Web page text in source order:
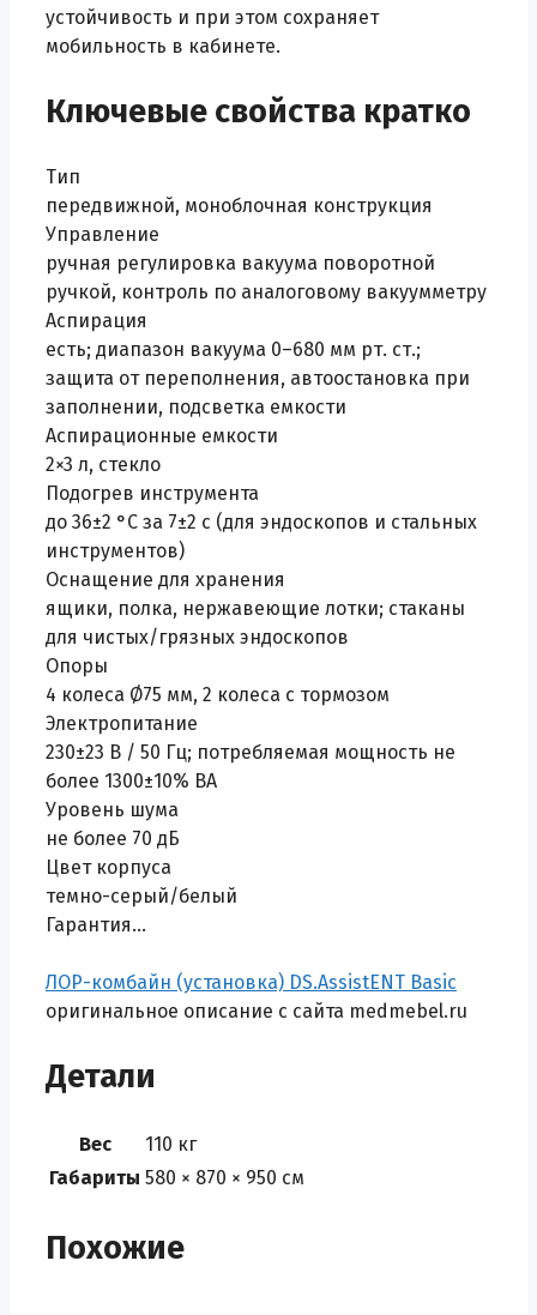
устойчивость и при этом сохраняет
мобильность в кабинете.
Ключевые свойства кратко
Тип
передвижной, моноблочная конструкция
Управление
ручная регулировка вакуума поворотной
ручкой, контроль по аналоговому вакуумметру
Аспирация
есть; диапазон вакуума 0–680 мм рт. ст.;
защита от переполнения, автоостановка при
заполнении, подсветка емкости
Аспирационные емкости
2×3 л, стекло
Подогрев инструмента
до 36±2 °C за 7±2 с (для эндоскопов и стальных
инструментов)
Оснащение для хранения
ящики, полка, нержавеющие лотки; стаканы
для чистых/грязных эндоскопов
Опоры
4 колеса Ø75 мм, 2 колеса с тормозом
Электропитание
230±23 В / 50 Гц; потребляемая мощность не
более 1300±10% ВА
Уровень шума
не более 70 дБ
Цвет корпуса
темно-серый/белый
Гарантия…
ЛОР-комбайн (установка) DS.AssistENT Basic
оригинальное описание с сайта medmebel.ru
Детали
Вес
110 кг
Габариты 580 × 870 × 950 см
Похожие